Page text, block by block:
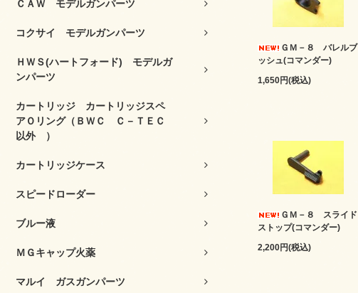
ＣＡＷ モデルガンパーツ
コクサイ モデルガンパーツ
ＨＷＳ(ハートフォード) モデルガ
ンパーツ
カートリッジ カートリッジスペ
アＯリング（ＢＷＣ Ｃ－ＴＥＣ
以外 ）
カートリッジケース
スピードローダー
ブルー液
ＭＧキャップ火薬
マルイ ガスガンパーツ
ＧＭ－８ バレルブ
ッシュ(コマンダー)
1,650円(税込)
ＧＭ－８ スライド
ストップ(コマンダー)
2,200円(税込)